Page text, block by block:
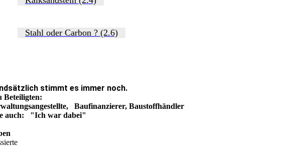
Stahl oder Carbon ? (2.6)
stimmt es immer noch.
Beteiligten:
Baufinanzierer, Baustoffhändler
auch: "Ich war dabei"